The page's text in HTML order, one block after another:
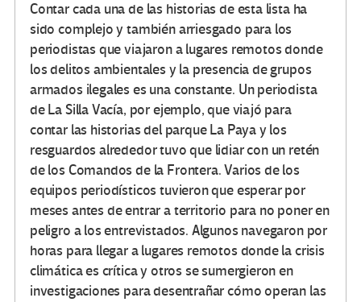
Contar cada una de las historias de esta lista ha
sido complejo y también arriesgado para los
periodistas que viajaron a lugares remotos donde
los delitos ambientales y la presencia de grupos
armados ilegales es una constante. Un periodista
de La Silla Vacía, por ejemplo, que viajó para
contar las historias del parque La Paya y los
resguardos alrededor tuvo que lidiar con un retén
de los Comandos de la Frontera. Varios de los
equipos periodísticos tuvieron que esperar por
meses antes de entrar a territorio para no poner en
peligro a los entrevistados. Algunos navegaron por
horas para llegar a lugares remotos donde la crisis
climática es crítica y otros se sumergieron en
investigaciones para desentrañar cómo operan las